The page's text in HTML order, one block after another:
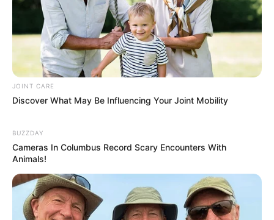
ทิศมงคลเสริมความเฮงคือ ทิศตะวันออก ให้พนมมือ
อธิษฐาน ดึงดูดพลังงานด้านบวกช่วยให้ชีวิตประสบความ
สำเร็จตลอดทั้งวัน
JOINT CARE
Discover What May Be Influencing Your Joint Mobility
BUZZDAY
Cameras In Columbus Record Scary Encounters With
Animals!